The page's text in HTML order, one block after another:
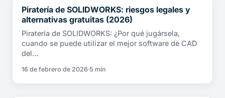
NOTICIAS
Piratería de SOLIDWORKS: riesgos legales y
alternativas gratuitas (2026)
Piratería de SOLIDWORKS: ¿Por qué jugársela,
cuando se puede utilizar el mejor software de CAD
del…
16 de febrero de 2026 5 min